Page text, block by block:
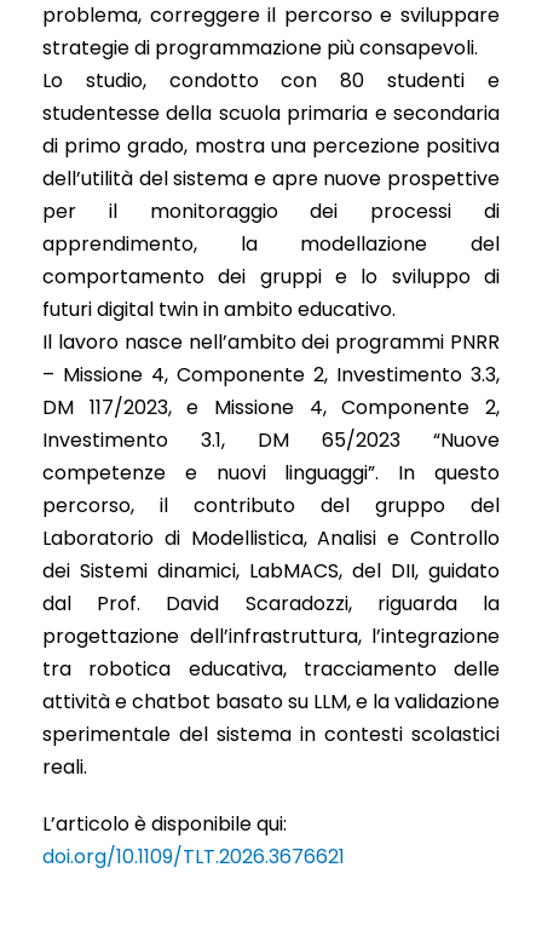
problema, correggere il percorso e sviluppare
strategie di programmazione più consapevoli.
Lo studio, condotto con 80 studenti e
studentesse della scuola primaria e secondaria
di primo grado, mostra una percezione positiva
dell’utilità del sistema e apre nuove prospettive
per il monitoraggio dei processi di
apprendimento, la modellazione del
comportamento dei gruppi e lo sviluppo di
futuri digital twin in ambito educativo.
Il lavoro nasce nell’ambito dei programmi PNRR
– Missione 4, Componente 2, Investimento 3.3,
DM 117/2023, e Missione 4, Componente 2,
Investimento 3.1, DM 65/2023 “Nuove
competenze e nuovi linguaggi”. In questo
percorso, il contributo del gruppo del
Laboratorio di Modellistica, Analisi e Controllo
dei Sistemi dinamici, LabMACS, del DII, guidato
dal Prof. David Scaradozzi, riguarda la
progettazione dell’infrastruttura, l’integrazione
tra robotica educativa, tracciamento delle
attività e chatbot basato su LLM, e la validazione
sperimentale del sistema in contesti scolastici
reali.
L’articolo è disponibile qui:
doi.org/10.1109/TLT.2026.3676621